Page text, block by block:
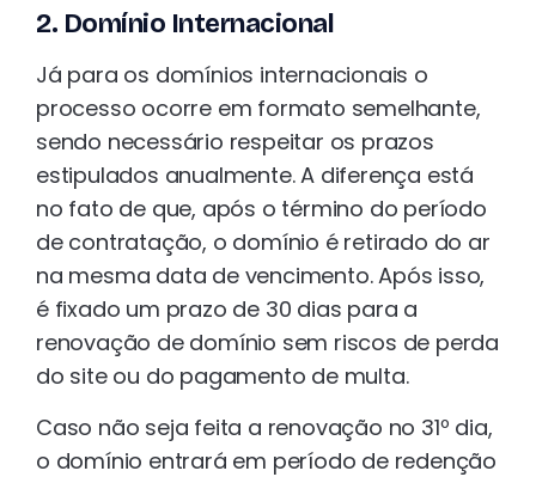
2. Domínio Internacional
Já para os domínios internacionais o
processo ocorre em formato semelhante,
sendo necessário respeitar os prazos
estipulados anualmente. A diferença está
no fato de que, após o término do período
de contratação, o domínio é retirado do ar
na mesma data de vencimento. Após isso,
é fixado um prazo de 30 dias para a
renovação de domínio sem riscos de perda
do site ou do pagamento de multa.
Caso não seja feita a renovação no 31º dia,
o domínio entrará em período de redenção